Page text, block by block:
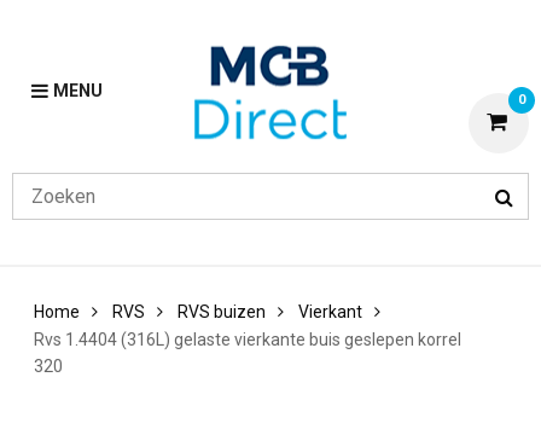
MENU 0
Home RVS RVS buizen
Vierkant
Rvs 1.4404 (316L) gelaste vierkante buis geslepen korrel
320